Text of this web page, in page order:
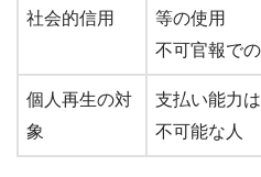
社会的信用
等の使用
不可官報で
個人再生の対
象
支払い能力
不可能な人